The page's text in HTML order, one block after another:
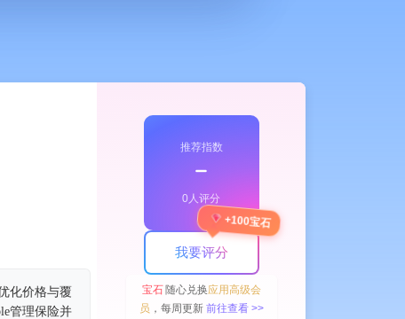
化价格与覆
管理保险并
推荐指数
﹣
0人评分
我要评分
+100宝石
宝石随心兑换应用高级会
员 ，每周更新 前往查看 >>